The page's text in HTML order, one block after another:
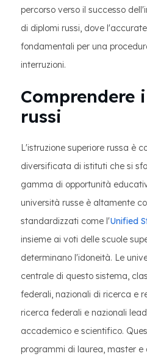
percorso verso il successo
di diplomi russi, dove
fondamentali per una
interruzioni.
Comprendere
russi
L'istruzione superiore russa è
diversificata di istituti che si
gamma di opportunità
università russe è altamente
standardizzati come l'Unified
insieme ai voti delle scuole
determinano l'idoneità. Le
centrale di questo sistema,
federali, nazionali di ricerca e
ricerca federali e nazionali
accademico e scientifico.
programmi di laurea, master